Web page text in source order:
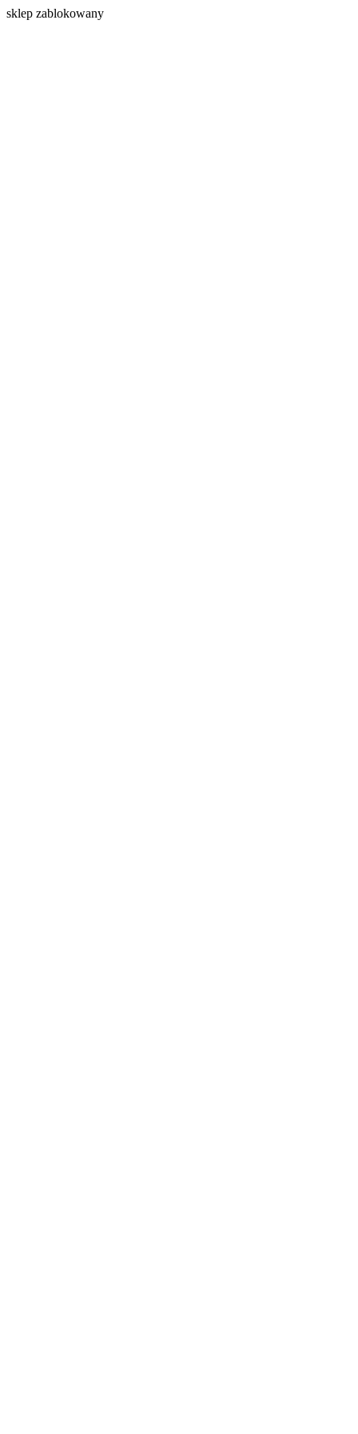
sklep zablokowany